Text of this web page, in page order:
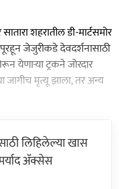
सातारा शहरातील डी-मार्टसमोर
जेजुरीकडे देवदर्शनासाठी
येणाऱ्या ट्रकने जोरदार
जागीच मृत्यू झाला, तर अन्य
लिहिलेल्या खास
ॲक्सेस